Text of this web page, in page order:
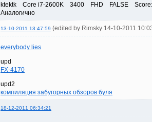
ktektk Core i7-2600K 3400 FHD FALSE
Аналогично
13-10-2011 13:47:59 (edited by Rimsky 14-10-2011
everybody lies
upd
FX-4170
upd2
компиляция забугорных обзоров буля
18-12-2011 06:34:21